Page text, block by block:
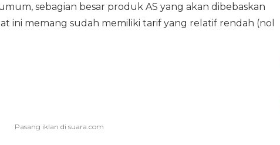
sebagian besar produk AS yang akan dibebaskan
ini memang sudah memiliki tarif yang relatif rendah (nol